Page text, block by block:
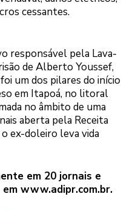
cessantes.
responsável pela Lava-
de Alberto Youssef,
um dos pilares do início
em Itapoá, no litoral
no âmbito de uma
aberta pela Receita
ex-doleiro leva vida
em 20 jornais e
www.adipr.com.br.